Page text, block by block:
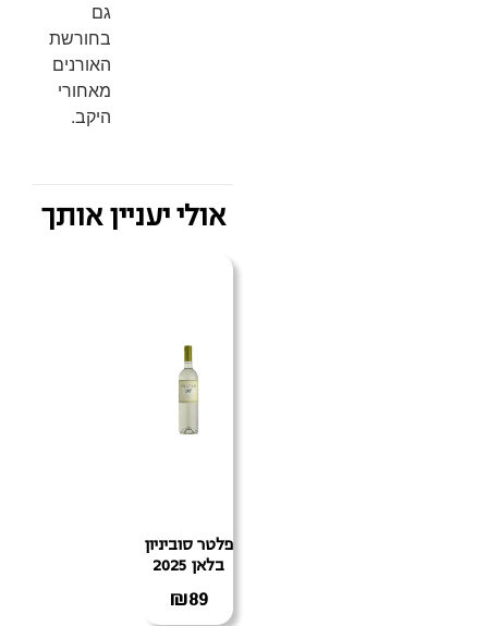
גם
בחורשת
האורנים
מאחורי
היקב.
אולי יעניין אותך
פלטר סוביניון
בלאן 2025
₪89